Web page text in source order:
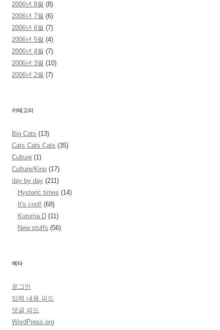
2006년 8월 (8)
2006년 7월 (6)
2006년 6월 (7)
2006년 5월 (4)
2006년 4월 (7)
2006년 3월 (10)
2006년 2월 (7)
카테고리
Big Cats (13)
Cats Cats Cats (35)
Culture (1)
Culture/Kino (17)
day by day (211)
Hysteric times (14)
It's cool! (68)
Kuruma D (11)
New stuffs (56)
메타
로그인
입력 내용 피드
댓글 피드
WordPress.org